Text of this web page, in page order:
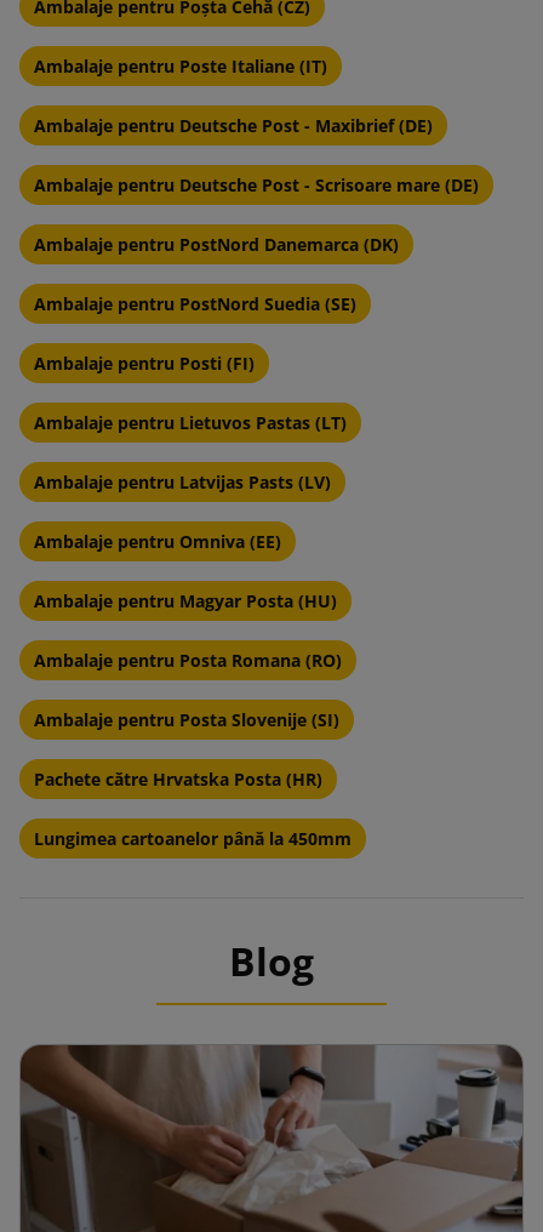
Ambalaje pentru Poșta Cehă (CZ)
Ambalaje pentru Poste Italiane (IT)
Ambalaje pentru Deutsche Post - Maxibrief (DE)
Ambalaje pentru Deutsche Post - Scrisoare mare (DE)
Ambalaje pentru PostNord Danemarca (DK)
Ambalaje pentru PostNord Suedia (SE)
Ambalaje pentru Posti (FI)
Ambalaje pentru Lietuvos Pastas (LT)
Ambalaje pentru Latvijas Pasts (LV)
Ambalaje pentru Omniva (EE)
Ambalaje pentru Magyar Posta (HU)
Ambalaje pentru Posta Romana (RO)
Ambalaje pentru Posta Slovenije (SI)
Pachete către Hrvatska Posta (HR)
Lungimea cartoanelor până la 450mm
Blog